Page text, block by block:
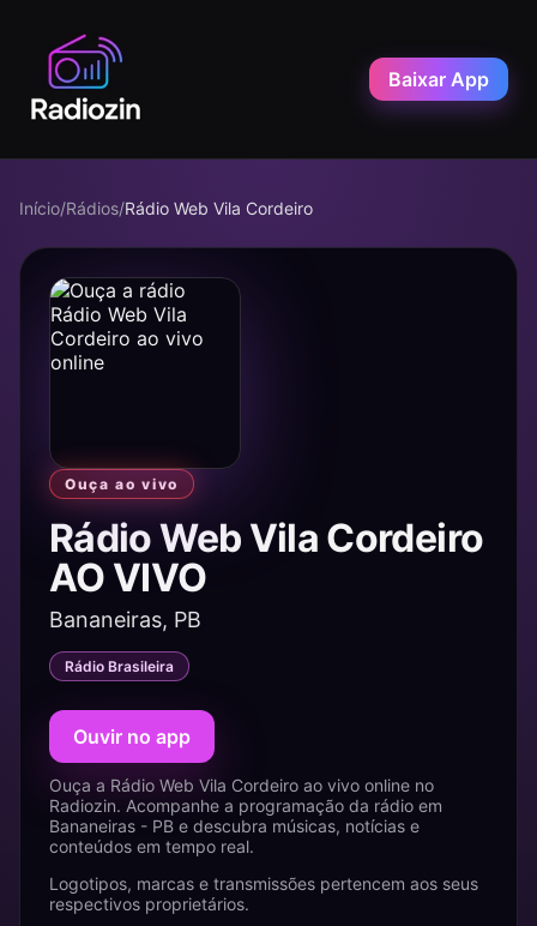
Baixar App
Início/Rádios/Rádio Web Vila Cordeiro
Ouça ao vivo
Rádio Web Vila Cordeiro
AO VIVO
Bananeiras, PB
Rádio Brasileira
Ouvir no app
Ouça a Rádio Web Vila Cordeiro ao vivo online no
Radiozin. Acompanhe a programação da rádio em
Bananeiras - PB e descubra músicas, notícias e
conteúdos em tempo real.
Logotipos, marcas e transmissões pertencem aos seus
respectivos proprietários.